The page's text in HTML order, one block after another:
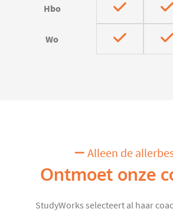
Hbo
Wo
Alleen de
Ontmoet onze
StudyWorks selecteert al haar